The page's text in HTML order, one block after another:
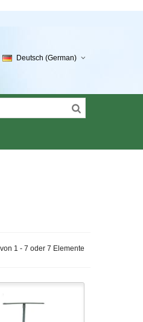
Deutsch (German)
1 - 7 oder 7 Elemente